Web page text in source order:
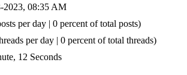
2023, 08:35 AM
per day | 0 percent of total posts)
per day | 0 percent of total threads)
12 Seconds